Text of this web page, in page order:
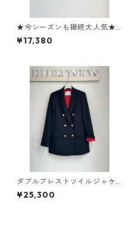
★今シーズンも継続大人気★
【Tomo's SERECT】softスト
レッチGジャン 12133051
¥17,380
ダブルブレストツイルジャケ
ット 636422 PASSIONE
¥25,300